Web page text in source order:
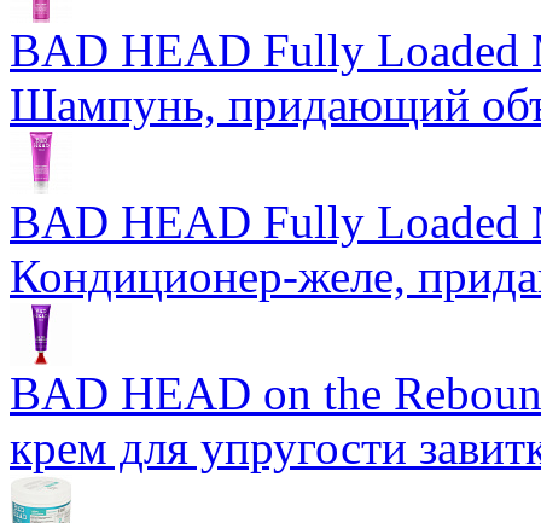
BAD HEAD Fully Loaded
Шампунь, придающий
BAD HEAD Fully Loaded
Кондиционер-желе,
BAD HEAD on the
крем для упругости